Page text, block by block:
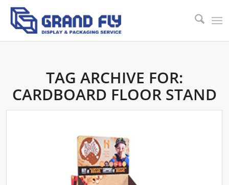
TAG ARCHIVE FOR:
CARDBOARD FLOOR STAND